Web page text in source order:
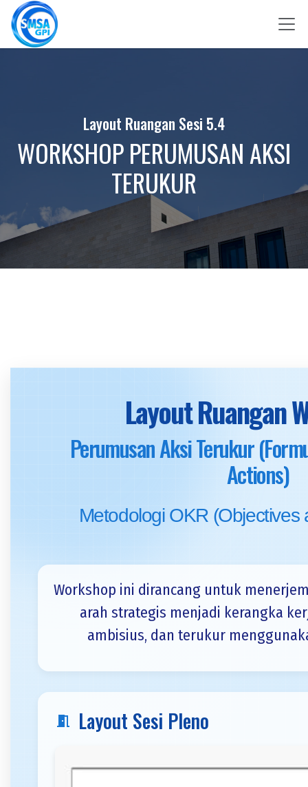
Skip to Content
Layout Ruangan Sesi 5.4
WORKSHOP PERUMUSAN AKSI
TERUKUR
Layout Ruangan
Perumusan Aksi Terukur
Actions)
Metodologi OKR (Objectives
Workshop ini dirancang untuk
arah strategis menjadi kerangka
ambisius, dan terukur
meeting_room Layout Sesi Pleno